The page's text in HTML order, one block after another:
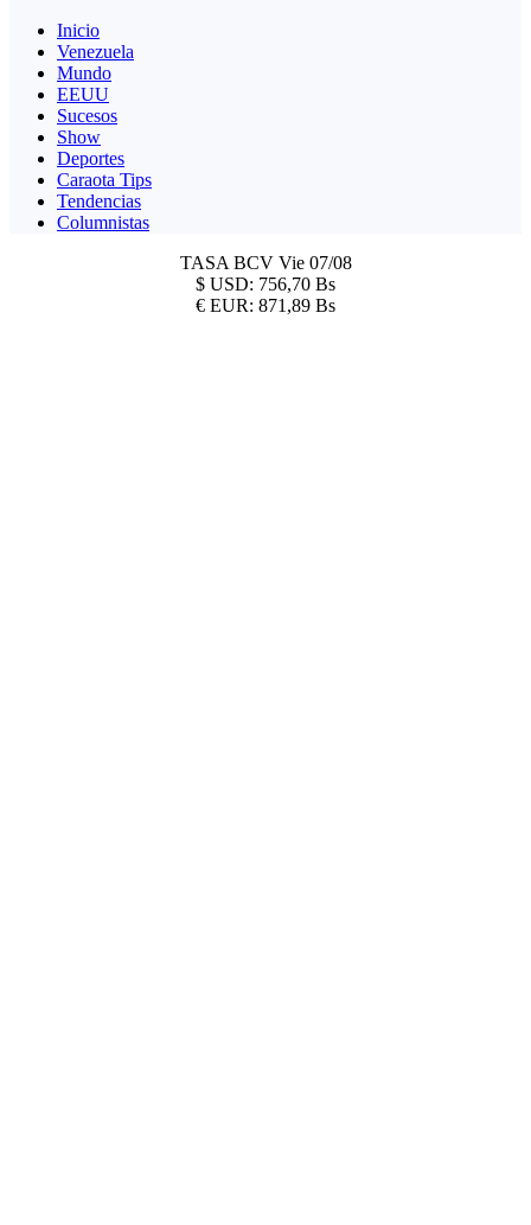
Inicio
Venezuela
Mundo
EEUU
Sucesos
Show
Deportes
Caraota Tips
Tendencias
Columnistas
TASA BCV Vie 07/08
$ USD: 756,70 Bs
€ EUR: 871,89 Bs